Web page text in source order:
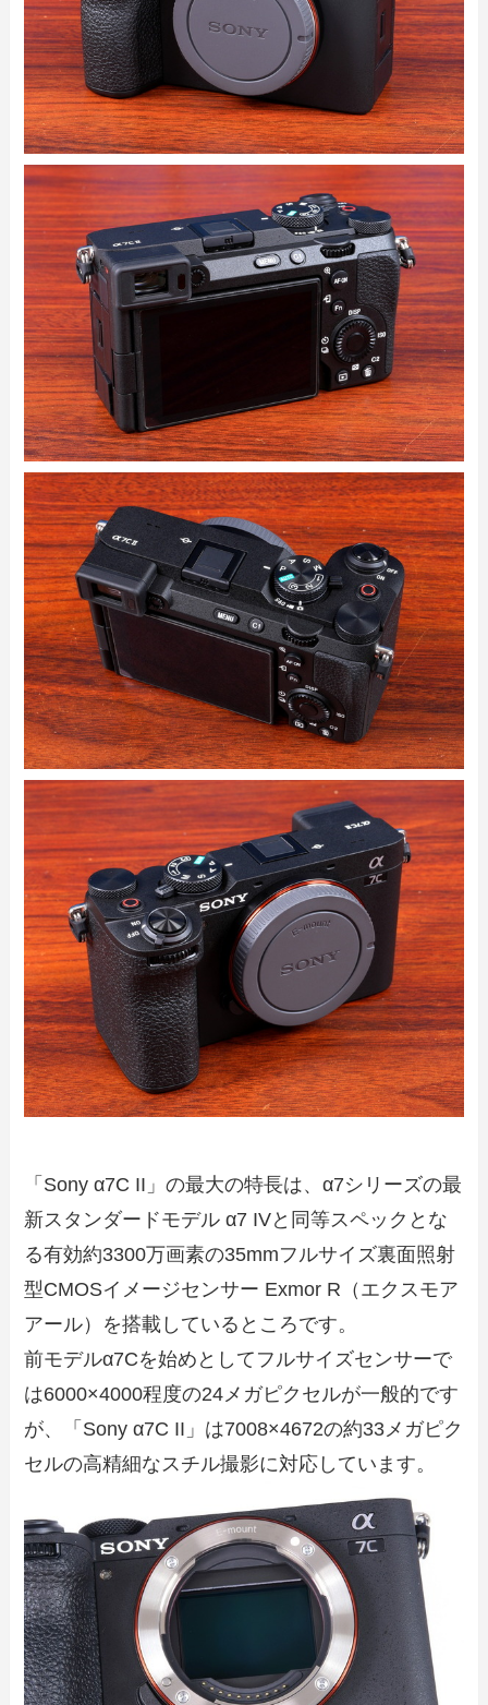
「Sony α7C II」の最大の特長は、α7シリーズの最
新スタンダードモデル α7 IVと同等スペックとな
る有効約3300万画素の35mmフルサイズ裏面照射
型CMOSイメージセンサー Exmor R（エクスモア
アール）を搭載しているところです。
前モデルα7Cを始めとしてフルサイズセンサーで
は6000×4000程度の24メガピクセルが一般的です
が、「Sony α7C II」は7008×4672の約33メガピク
セルの高精細なスチル撮影に対応しています。